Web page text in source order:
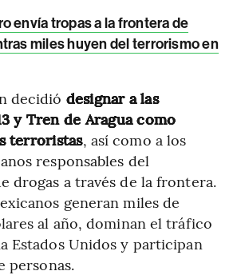
envía tropas a la frontera de
miles huyen del terrorismo en
decidió designar a las
y Tren de Aragua como
terroristas, así como a los
responsables del
drogas a través de la frontera.
generan miles de
al año, dominan el tráfico
Estados Unidos y participan
personas.